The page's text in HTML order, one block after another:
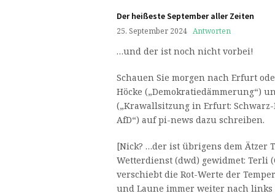
Der heißeste September aller Zeiten
25. September 2024 Antworten
…und der ist noch nicht vorbei!
Schauen Sie morgen nach Erfurt
Höcke („Demokratiedämmerung“)
(„Krawallsitzung in Erfurt: Schwarz-
AfD“) auf pi-news dazu schreiben.
[Nick? …der ist übrigens dem Ätzer
Wetterdienst (dwd) gewidmet: Terli
verschiebt die Rot-Werte der
und Laune immer weiter nach